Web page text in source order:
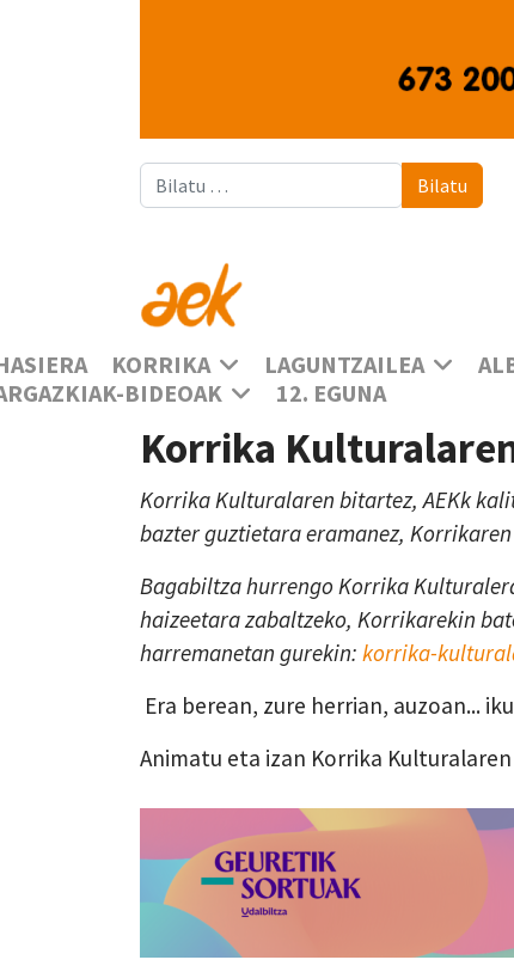
Bilatu Bilatu
KORRIKA LAGUNTZAILEA
BIDEOAK
12. EGUNA
Korrika
Korrika Kulturalaren bitartez, AEKk
bazter guztietara eramanez,
Bagabiltza hurrengo Korrika
haizeetara zabaltzeko, Korrikarekin
harremanetan gurekin: korrika-
Era berean, zure herrian, auzoan...
Animatu eta izan Korrika